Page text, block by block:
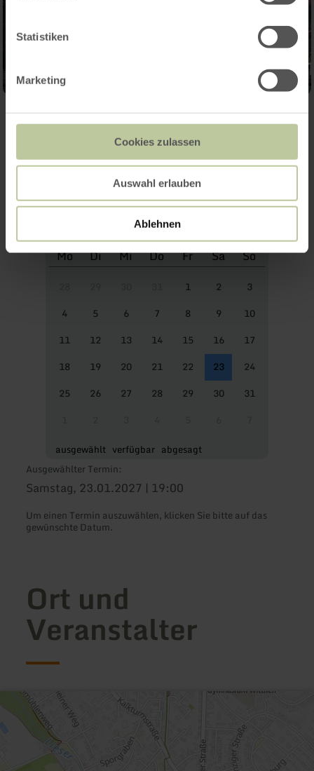
Statistiken
Marketing
Cookies zulassen
Auswahl erlauben
Ablehnen
Weitere Termine
Mo Di Mi Do Fr Sa So
1 2
3
4
5 6 7 8 9
10
11
12 13 14 15 16
17
18
19 20 21 22 23
24
25
26 27 28 29 30
31
ausgewählt verfügbar abgesagt
Ausgewählter Termin:
Samstag, 23.01.2027 | 19:00
Um einen Termin auszuwählen, klicken Sie bitte auf das
gewünschte Datum.
Ort und
Veranstalter